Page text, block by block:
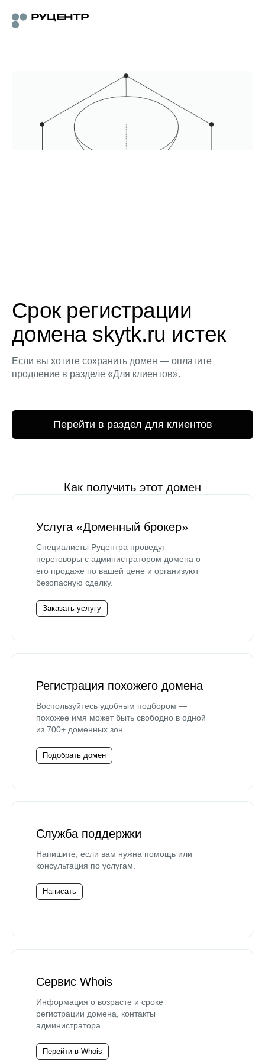
Срок регистрации
домена skytk.ru истек
Если вы хотите сохранить домен — оплатите
продление в разделе «Для клиентов».
Перейти в раздел для клиентов
Как получить этот домен
Услуга «Доменный брокер»
Специалисты Руцентра проведут
переговоры с администратором домена о
его продаже по вашей цене и организуют
безопасную сделку.
Заказать услугу
Регистрация похожего домена
Воспользуйтесь удобным подбором —
похожее имя может быть свободно в одной
из 700+ доменных зон.
Подобрать домен
Служба поддержки
Напишите, если вам нужна помощь или
консультация по услугам.
Написать
Сервис Whois
Информация о возрасте и сроке
регистрации домена, контакты
администратора.
Перейти в Whois